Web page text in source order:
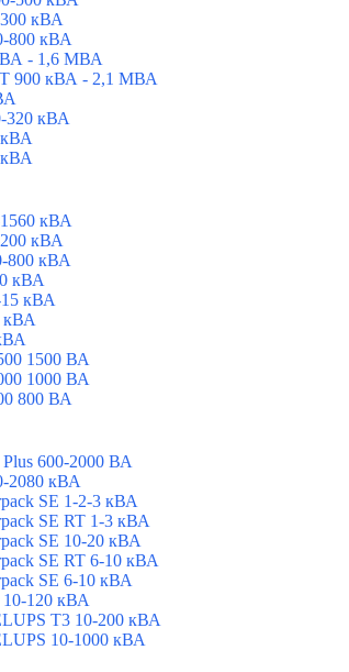
кВА
800 кВА
- 1,6 МВА
900 кВА - 2,1 МВА
320 кВА
кВА
кВА
кВА
кВА
800 кВА
кВА
кВА
кВА
1500 ВА
1000 ВА
800 ВА
600-2000 ВА
2080 кВА
SE 1-2-3 кВА
SE RT 1-3 кВА
SE 10-20 кВА
SE RT 6-10 кВА
SE 6-10 кВА
120 кВА
T3 10-200 кВА
10-1000 кВА